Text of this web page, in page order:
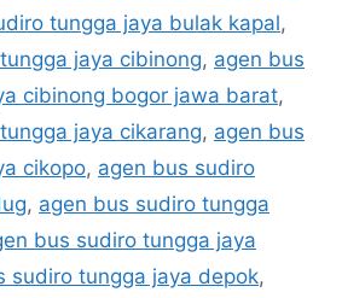
tungga jaya bulak kapal,
jaya cibinong, agen bus
cibinong bogor jawa barat,
jaya cikarang, agen bus
cikopo, agen bus sudiro
, agen bus sudiro tungga
bus sudiro tungga jaya
sudiro tungga jaya depok,